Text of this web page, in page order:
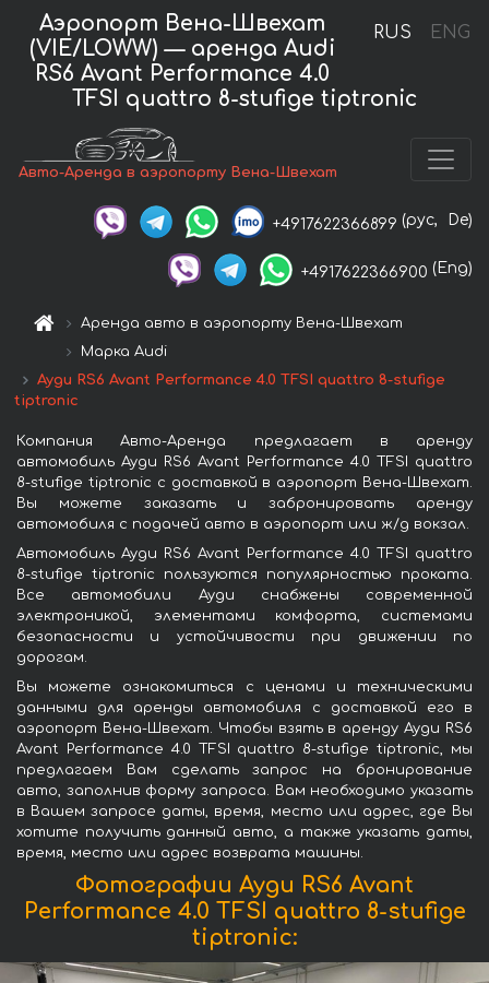
RUS ENG
Аэропорт Вена-Швехат
(VIE/LOWW) — аренда Audi
RS6 Avant Performance 4.0
TFSI quattro 8-stufige tiptronic
Авто-Аренда в аэропорту Вена-Швехат
+4917622366899 (рус, De)
+4917622366900 (Eng)
Аренда авто в аэропорту Вена-Швехат
Марка Audi
Ауди RS6 Avant Performance 4.0 TFSI quattro 8-stufige
tiptronic
Компания Авто-Аренда предлагает в аренду
автомобиль Ауди RS6 Avant Performance 4.0 TFSI quattro
8-stufige tiptronic с доставкой в аэропорт Вена-Швехат.
Вы можете заказать и забронировать аренду
автомобиля с подачей авто в аэропорт или ж/д вокзал.
Автомобиль Ауди RS6 Avant Performance 4.0 TFSI quattro
8-stufige tiptronic пользуются популярностью проката.
Все автомобили Ауди снабжены современной
электроникой, элементами комфорта, системами
безопасности и устойчивости при движении по
дорогам.
Вы можете ознакомиться с ценами и техническими
данными для аренды автомобиля с доставкой его в
аэропорт Вена-Швехат. Чтобы взять в аренду Ауди RS6
Avant Performance 4.0 TFSI quattro 8-stufige tiptronic, мы
предлагаем Вам сделать запрос на бронирование
авто, заполнив форму запроса. Вам необходимо указать
в Вашем запросе даты, время, место или адрес, где Вы
хотите получить данный авто, а также указать даты,
время, место или адрес возврата машины.
Фотографии Ауди RS6 Avant
Performance 4.0 TFSI quattro 8-stufige
tiptronic: